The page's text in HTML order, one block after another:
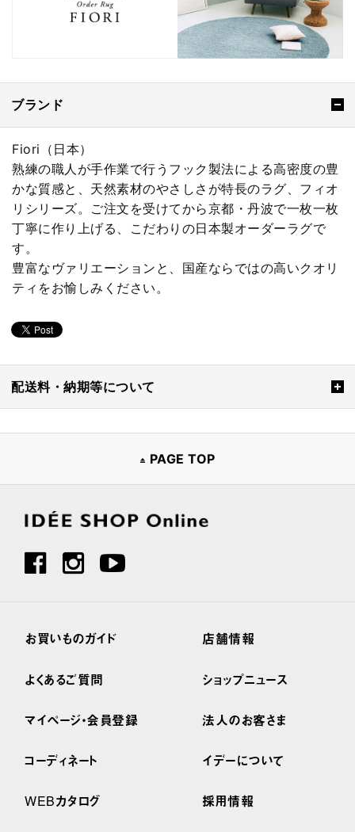
ブランド
Fiori（日本）
熟練の職人が手作業で行うフック製法による高密度の豊
かな質感と、天然素材のやさしさが特長のラグ、フィオ
リシリーズ。ご注文を受けてから京都・丹波で一枚一枚
丁寧に作り上げる、こだわりの日本製オーダーラグで
す。
豊富なヴァリエーションと、国産ならではの高いクオリ
ティをお愉しみください。
配送料・納期等について
PAGE TOP
お買いものガイド
よくあるご質問
マイページ・会員登録
コーディネート
WEBカタログ
店舗情報
ショップニュース
法人のお客さま
イデーについて
採用情報